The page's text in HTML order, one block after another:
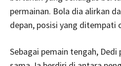
permainan. Bola dia alirkan
depan, posisi yang ditempati
Sebagai pemain tengah, Dedi